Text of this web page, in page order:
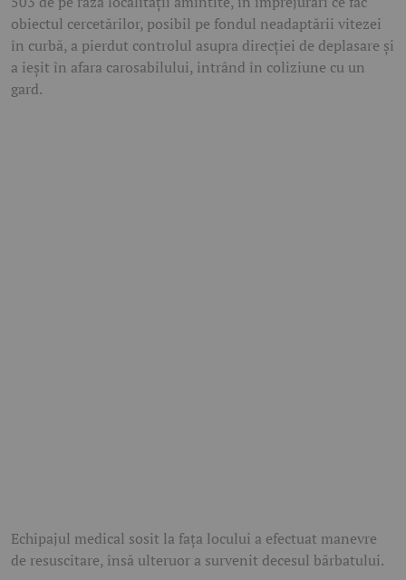
obiectul cercetărilor, posibil pe fondul neadaptării vitezei
în curbă, a pierdut controlul asupra direcției de deplasare și
a ieșit în afara carosabilului, intrând în coliziune cu un
gard.
Echipajul medical sosit la fața locului a efectuat manevre
de resuscitare, însă ulteruor a survenit decesul bărbatului.